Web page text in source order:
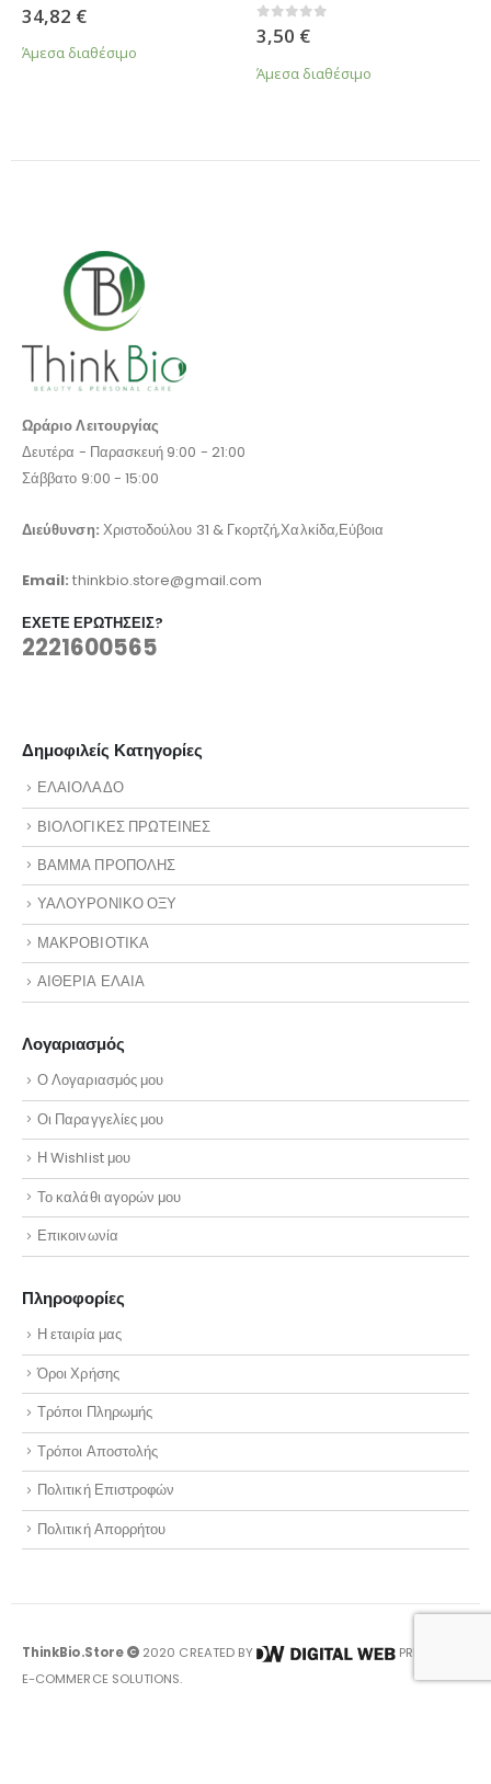
0 από 5
34,82 €
Άμεσα διαθέσιμο
0 από 5
3,50 €
Άμεσα διαθέσιμο
Ωράριο Λειτουργίας
Δευτέρα - Παρασκευή 9:00 - 21:00
Σάββατο 9:00 - 15:00
Διεύθυνση: Χριστοδούλου 31 & Γκορτζή,Χαλκίδα,Εύβοια
Email:thinkbio.store@gmail.com
ΈΧΕΤΕ ΕΡΩΤΉΣΕΙΣ?
2221600565
Δημοφιλείς Κατηγορίες
ΕΛΑΙΟΛΑΔΟ
ΒΙΟΛΟΓΙΚΕΣ ΠΡΩΤΕΙΝΕΣ
ΒΑΜΜΑ ΠΡΟΠΟΛΗΣ
ΥΑΛΟΥΡΟΝΙΚΟ ΟΞΥ
ΜΑΚΡΟΒΙΟΤΙΚΑ
ΑΙΘΕΡΙΑ ΕΛΑΙΑ
Λογαριασμός
Ο Λογαριασμός μου
Οι Παραγγελίες μου
Η Wishlist μου
Το καλάθι αγορών μου
Επικοινωνία
Πληροφορίες
Η εταιρία μας
Όροι Χρήσης
Τρόποι Πληρωμής
Τρόποι Αποστολής
Πολιτική Επιστροφών
Πολιτική Απορρήτου
ThinkBio.Store 2020 CREATED BY
PREMIUM
E-COMMERCE SOLUTIONS.